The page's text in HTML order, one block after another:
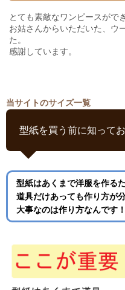
とても素敵なワンピースがで
お姑さんからいただいた、ウ
た。
感謝しています。
当サイトのサイズ一覧
型紙を買う前に知って
型紙はあくまで洋服を作る
道具だけあっても作り方が
大事なのは作り方なんです！